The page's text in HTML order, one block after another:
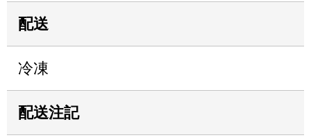
配送
冷凍
配送注記